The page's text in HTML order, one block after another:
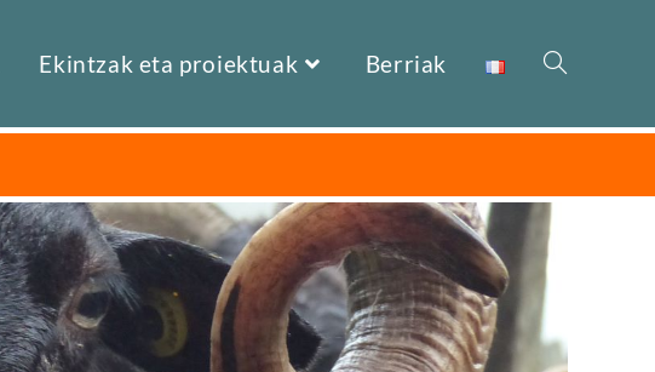
Ekintzak eta proiektuak Berriak